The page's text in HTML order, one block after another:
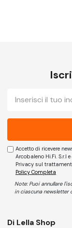
Accetto di ricevere
Arcobaleno Hi.Fi. S.r.l e
Privacy sul
Policy Completa
Note: Puoi annullare
in ciascuna newsletter
Di Lella Shop